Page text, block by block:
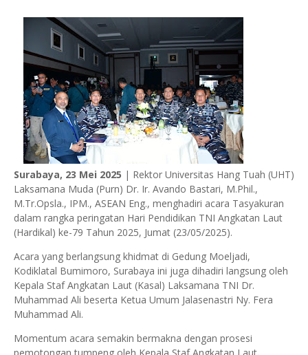
Surabaya, 23 Mei 2025 | Rektor Universitas Hang Tuah (UHT)
Laksamana Muda (Purn) Dr. Ir. Avando Bastari, M.Phil.,
M.Tr.Opsla., IPM., ASEAN Eng., menghadiri acara Tasyakuran
dalam rangka peringatan Hari Pendidikan TNI Angkatan Laut
(Hardikal) ke-79 Tahun 2025, Jumat (23/05/2025).
Acara yang berlangsung khidmat di Gedung Moeljadi,
Kodiklatal Bumimoro, Surabaya ini juga dihadiri langsung oleh
Kepala Staf Angkatan Laut (Kasal) Laksamana TNI Dr.
Muhammad Ali beserta Ketua Umum Jalasenastri Ny. Fera
Muhammad Ali.
Momentum acara semakin bermakna dengan prosesi